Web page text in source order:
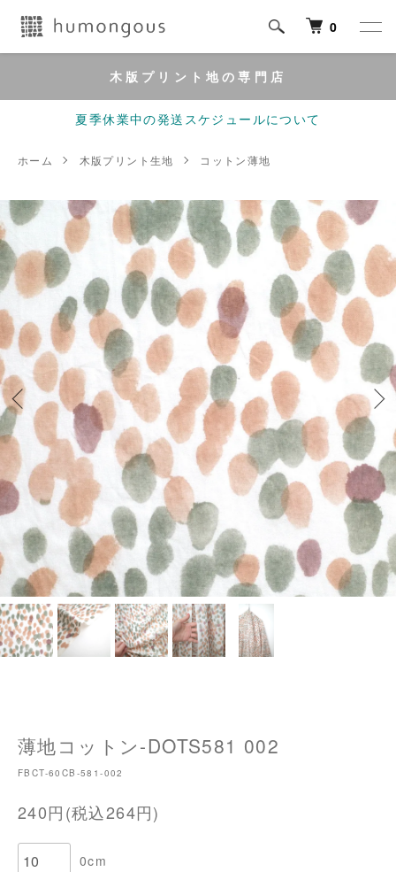
0
木版プリント地の専門店
夏季休業中の発送スケジュールについて
ホーム 木版プリント生地 コットン薄地
薄地コットン-DOTS581 002
FBCT-60CB-581-002
240円(税込264円)
0cm